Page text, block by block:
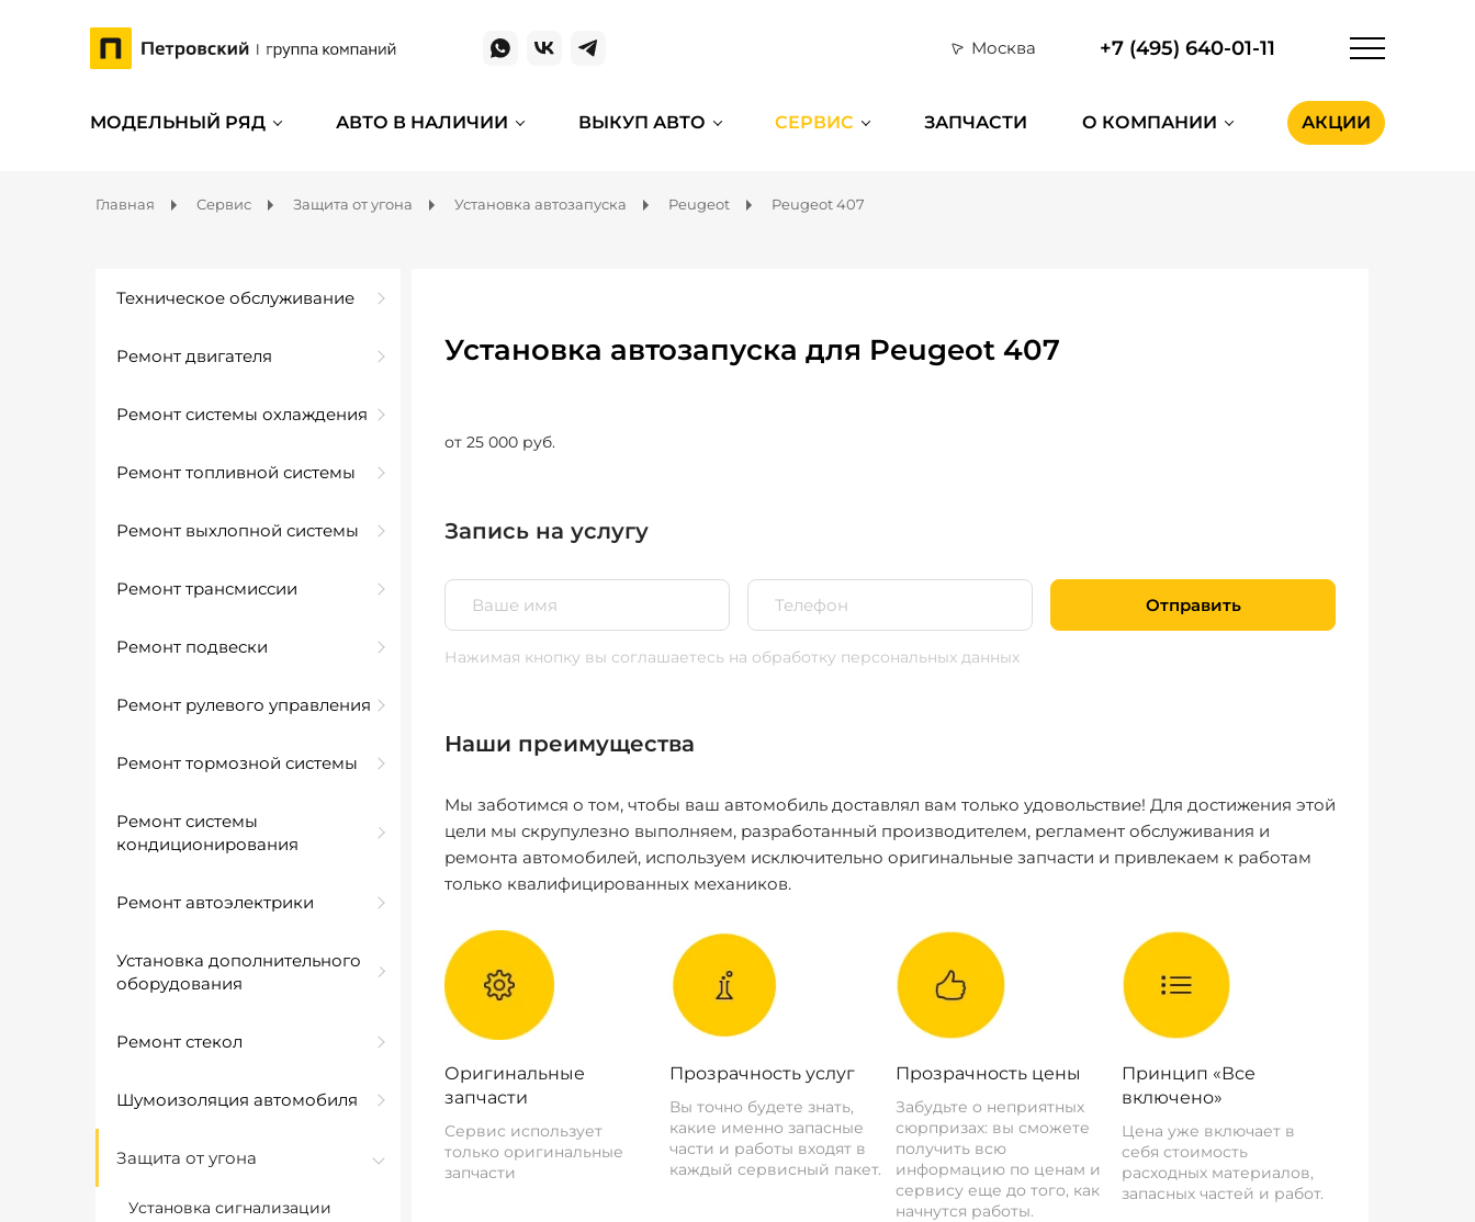
Москва +7 (495) 640-01-11
МОДЕЛЬНЫЙ РЯД АВТО В НАЛИЧИИ ВЫКУП АВТО СЕРВИС ЗАПЧАСТИ О КОМПАНИИ АКЦИИ
Главная Сервис Защита от угона Установка автозапуска Peugeot Peugeot 407
Техническое обслуживание
Ремонт двигателя
Ремонт системы охлаждения
Ремонт топливной системы
Ремонт выхлопной системы
Ремонт трансмиссии
Ремонт подвески
Ремонт рулевого управления
Ремонт тормозной системы
Ремонт системы
кондиционирования
Ремонт автоэлектрики
Установка дополнительного
оборудования
Ремонт стекол
Шумоизоляция автомобиля
Защита от угона
Установка сигнализации
Установка автозапуска для Peugeot 407
от 25 000 руб.
Запись на услугу
Отправить
Нажимая кнопку вы соглашаетесь на обработку персональных данных
Наши преимущества
Мы заботимся о том, чтобы ваш автомобиль доставлял вам только удовольствие! Для достижения этой
цели мы скрупулезно выполняем, разработанный производителем, регламент обслуживания и
ремонта автомобилей, используем исключительно оригинальные запчасти и привлекаем к работам
только квалифицированных механиков.
Оригинальные
запчасти
Сервис использует
только оригинальные
запчасти
Прозрачность услуг
Вы точно будете знать,
какие именно запасные
части и работы входят в
каждый сервисный пакет.
Прозрачность цены
Забудьте о неприятных
сюрпризах: вы сможете
получить всю
информацию по ценам и
сервису еще до того, как
начнутся работы.
Принцип «Все
включено»
Цена уже включает в
себя стоимость
расходных материалов,
запасных частей и работ.